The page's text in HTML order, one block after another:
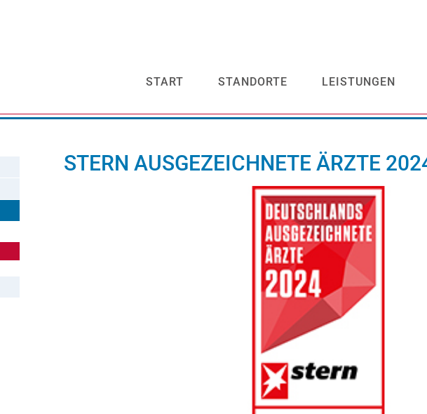
START STANDORTE LEISTUNGEN
STERN AUSGEZEICHNETE ÄRZTE